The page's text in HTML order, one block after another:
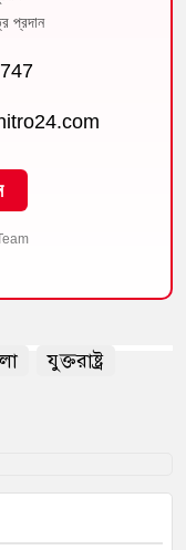
প্রদান
যুক্তরাষ্ট্র